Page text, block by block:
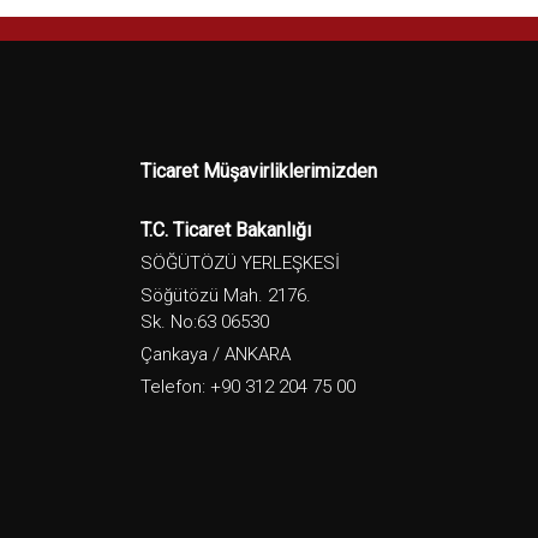
Ticaret Müşavirliklerimizden
T.C. Ticaret Bakanlığı
SÖĞÜTÖZÜ YERLEŞKESİ
Söğütözü Mah. 2176.
Sk. No:63 06530
Çankaya / ANKARA
Telefon: +90 312 204 75 00